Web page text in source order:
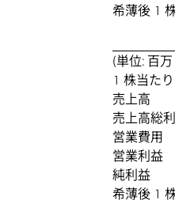
希薄後 1
(単位: 百
1 株当た
売上高
売上高総
営業費用
営業利益
純利益
希薄後 1